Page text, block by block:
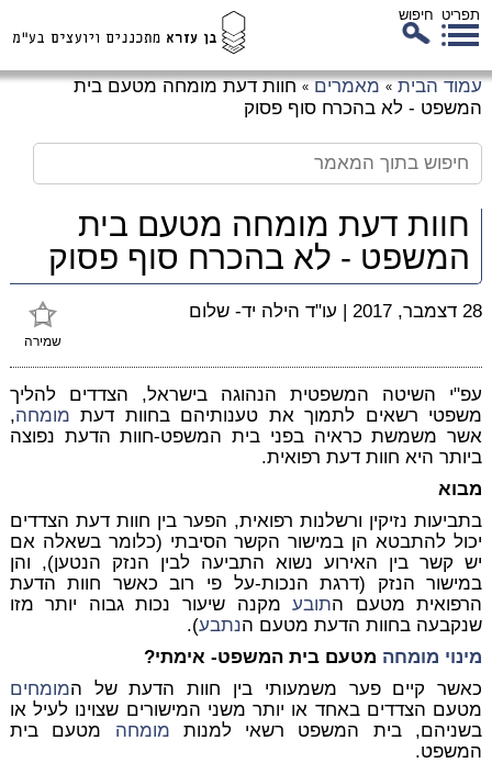
תפריט חיפוש
עמוד הבית » מאמרים » חוות דעת מומחה מטעם בית
המשפט - לא בהכרח סוף פסוק
חוות דעת מומחה מטעם בית
המשפט - לא בהכרח סוף פסוק
שמירה
28 דצמבר, 2017 | עו"ד הילה יד- שלום
עפ"י השיטה המשפטית הנהוגה בישראל, הצדדים להליך
משפטי רשאים לתמוך את טענותיהם בחוות דעת מומחה,
אשר משמשת כראיה בפני בית המשפט-חוות הדעת נפוצה
ביותר היא חוות דעת רפואית.
מבוא
בתביעות נזיקין ורשלנות רפואית, הפער בין חוות דעת הצדדים
יכול להתבטא הן במישור הקשר הסיבתי (כלומר בשאלה אם
יש קשר בין האירוע נשוא התביעה לבין הנזק הנטען), והן
במישור הנזק (דרגת הנכות-על פי רוב כאשר חוות הדעת
הרפואית מטעם התובעמקנה שיעור נכות גבוה יותר מזו
שנקבעה בחוות הדעת מטעם הנתבע).
מינוי מומחה מטעם בית המשפט- אימתי?
כאשר קיים פער משמעותי בין חוות הדעת של המומחים
מטעם הצדדים באחד או יותר משני המישורים שצוינו לעיל או
בשניהם, בית המשפט רשאי למנות מומחה מטעם בית
המשפט.